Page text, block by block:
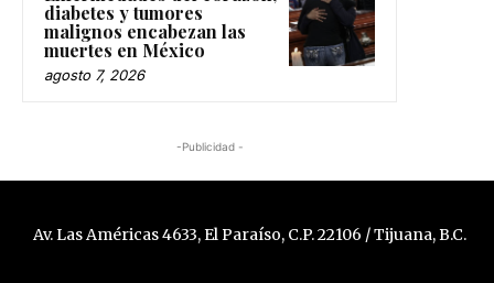
diabetes y tumores
malignos encabezan las
muertes en México
agosto 7, 2026
-Publicidad -
Av. Las Américas 4633, El Paraíso, C.P. 22106 / Tijuana, B.C.